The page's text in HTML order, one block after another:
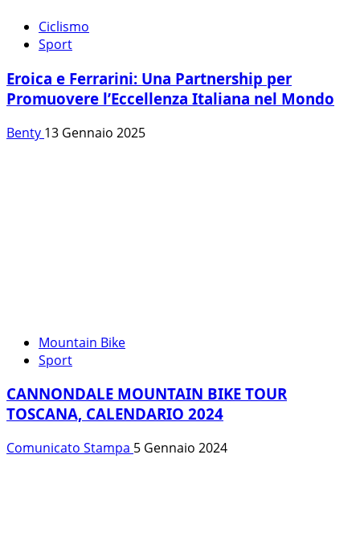
Ciclismo
Sport
Eroica e Ferrarini: Una Partnership per
Promuovere l’Eccellenza Italiana nel Mondo
Benty 13 Gennaio 2025
Mountain Bike
Sport
CANNONDALE MOUNTAIN BIKE TOUR
TOSCANA, CALENDARIO 2024
Comunicato Stampa 5 Gennaio 2024